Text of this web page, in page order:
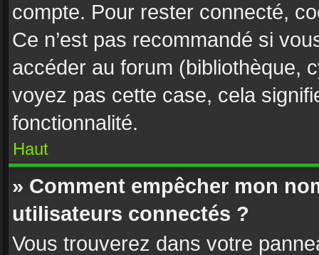
compte. Pour rester connecté,
Ce n’est pas recommandé si
accéder au forum (bibliothèque,
voyez pas cette case, cela
fonctionnalité.
Haut
» Comment empêcher mon
utilisateurs connectés ?
Vous trouverez dans votre